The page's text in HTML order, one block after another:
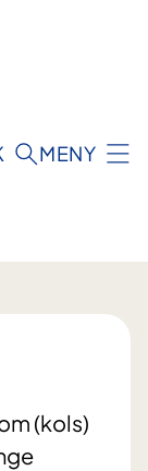
MENY
(kols)